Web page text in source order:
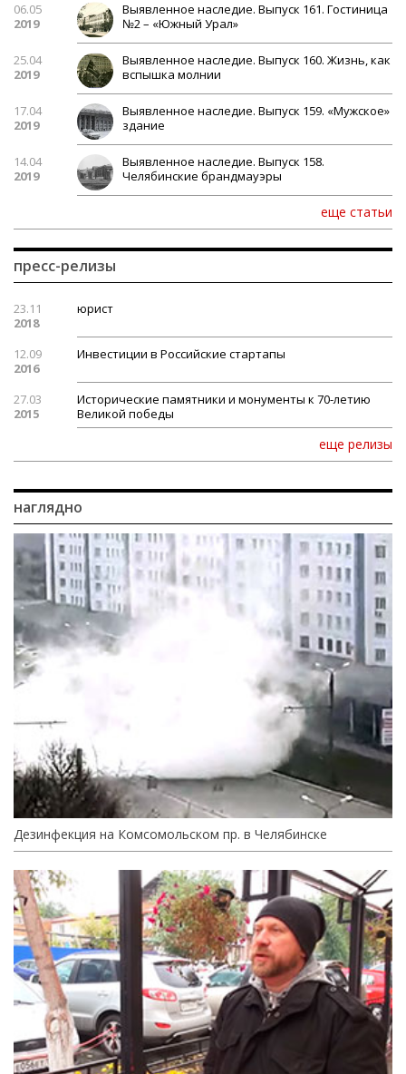
06.05
2019
Выявленное наследие. Выпуск 161. Гостиница
№2 – «Южный Урал»
25.04
2019
Выявленное наследие. Выпуск 160. Жизнь, как
вспышка молнии
17.04
2019
Выявленное наследие. Выпуск 159. «Мужское»
здание
14.04
2019
Выявленное наследие. Выпуск 158.
Челябинские брандмауэры
еще статьи
пресс-релизы
23.11
2018
юрист
12.09
2016
Инвестиции в Российские стартапы
27.03
2015
Исторические памятники и монументы к 70-летию
Великой победы
еще релизы
наглядно
Дезинфекция на Комсомольском пр. в Челябинске